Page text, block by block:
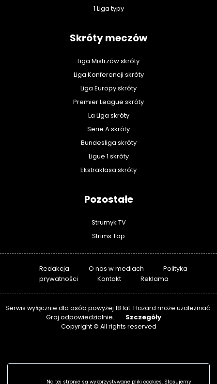
1 Liga typy
Skróty meczów
Liga Mistrzów skróty
Liga Konferencji skróty
Liga Europy skróty
Premier League skróty
La Liga skróty
Serie A skróty
Bundesliga skróty
Ligue 1 skróty
Ekstraklasa skróty
Pozostałe
Strumyk TV
Strims Top
Redakcja O nas w mediach
Polityka
prywatności
Kontakt Reklama
Serwis wyłącznie dla osób powyżej 18 lat. Hazard może uzależniać.
Graj odpowiedzialnie.
Szczegóły
Copyright © All rights reserved
Na tej stronie są wykorzystywane pliki cookies. Stosujemy